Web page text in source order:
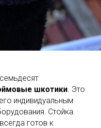
шкотики. Это
индивидуальным
Стойка
готов к